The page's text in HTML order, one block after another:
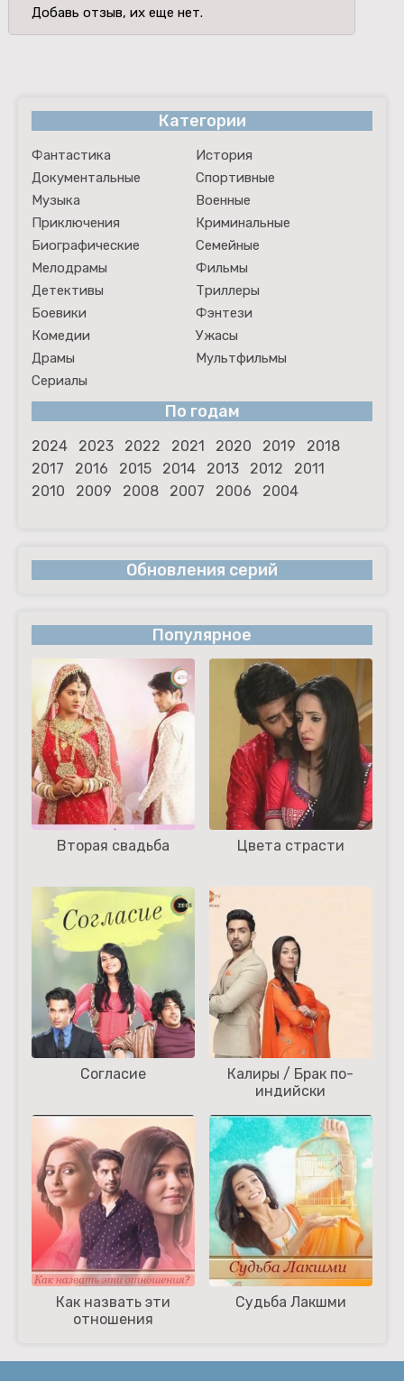
Добавь отзыв, их еще нет.
Категории
Фантастика
История
Документальные
Спортивные
Музыка
Военные
Приключения
Криминальные
Биографические
Семейные
Мелодрамы
Фильмы
Детективы
Триллеры
Боевики
Фэнтези
Комедии
Ужасы
Драмы
Мультфильмы
Сериалы
По годам
2024 2023 2022 2021 2020 2019
2018
2017
2016 2015 2014 2013 2012
2011
2010
2009 2008 2007 2006 2004
Обновления серий
Популярное
Вторая свадьба Цвета страсти
Согласие
Калиры / Брак по-
индийски
Как назвать эти
отношения
Судьба Лакшми